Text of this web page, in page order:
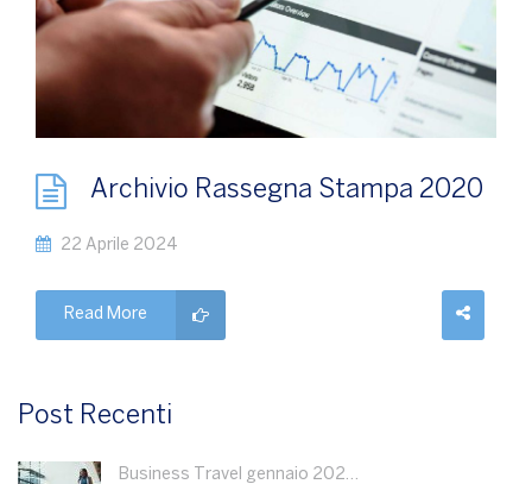
Archivio Rassegna Stampa 2020
22 Aprile 2024
Read More
Post Recenti
Business Travel gennaio 2026: dati in crescita